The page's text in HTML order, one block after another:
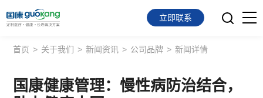
首页
面向会员
立即联系
首页 > 关于我们 > 新闻资讯 > 公司品牌 > 新闻详情
国康健康管理：慢性病防治结合，